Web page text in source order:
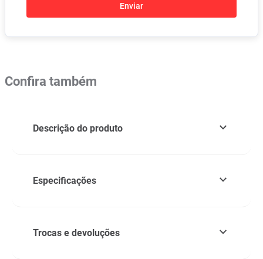
Enviar
Confira também
Descrição do produto
Especificações
Trocas e devoluções